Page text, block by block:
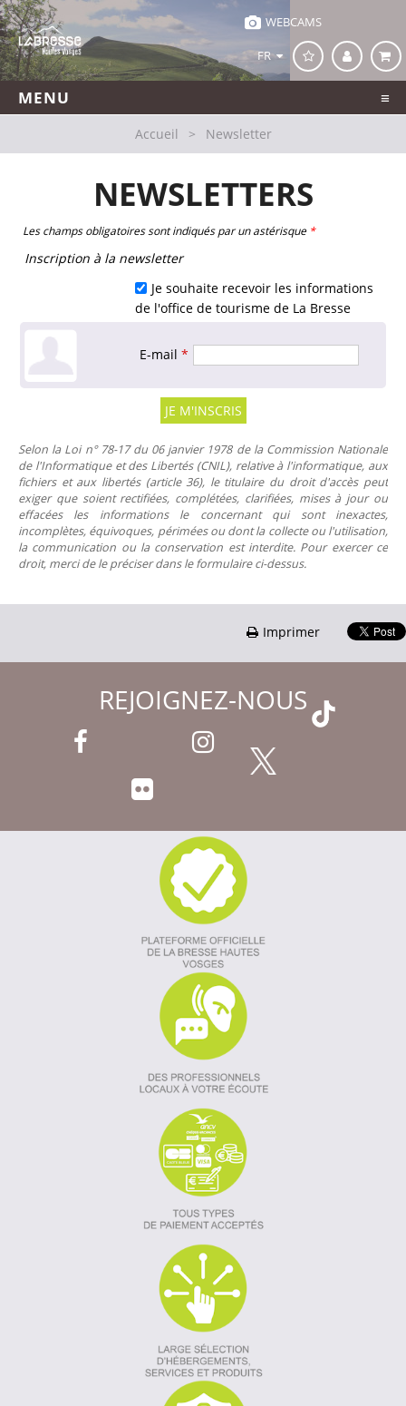
WEBCAMS
FR
MENU
Accueil > Newsletter
NEWSLETTERS
Les champs obligatoires sont indiqués par un astérisque *
Inscription à la newsletter
Je souhaite recevoir les informations
de l'office de tourisme de La Bresse
E-mail*
Selon la Loi n° 78-17 du 06 janvier 1978 de la Commission Nationale
de l'Informatique et des Libertés (CNIL), relative à l'informatique, aux
fichiers et aux libertés (article 36), le titulaire du droit d'accès peut
exiger que soient rectifiées, complétées, clarifiées, mises à jour ou
effacées les informations le concernant qui sont inexactes,
incomplètes, équivoques, périmées ou dont la collecte ou l'utilisation,
la communication ou la conservation est interdite. Pour exercer ce
droit, merci de le préciser dans le formulaire ci-dessus.
Imprimer
REJOIGNEZ-NOUS